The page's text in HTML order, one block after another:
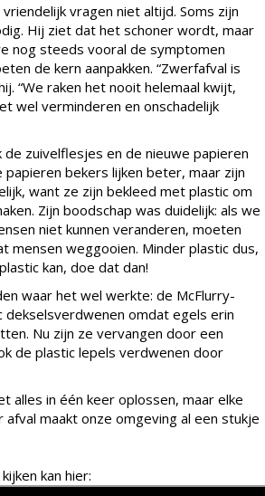
vragen niet altijd. Soms zijn
Hij ziet dat het schoner wordt, maar
nog steeds vooral de symptomen
de kern aanpakken. “Zwerfafval is
“We raken het nooit helemaal kwijt,
wel verminderen en onschadelijk
zuivelflesjes en de nieuwe papieren
papieren bekers lijken beter, maar zijn
want ze zijn bekleed met plastic om
Zijn boodschap was duidelijk: als we
niet kunnen veranderen, moeten
mensen weggooien. Minder plastic dus,
kan, doe dat dan!
waar het wel werkte: de McFlurry-
dekselsverdwenen omdat egels erin
Nu zijn ze vervangen door een
de plastic lepels verdwenen door
alles in één keer oplossen, maar elke
afval maakt onze omgeving al een stukje
kan hier: